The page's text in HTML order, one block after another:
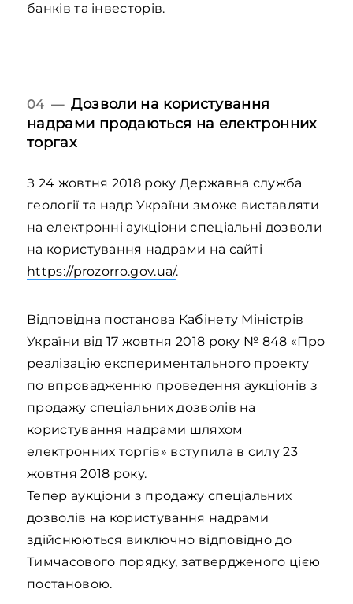
банків та інвесторів.
04 —Дозволи на користування
надрами продаються на електронних
торгах
З 24 жовтня 2018 року Державна служба
геології та надр України зможе виставляти
на електронні аукціони спеціальні дозволи
на користування надрами на сайті
https://prozorro.gov.ua/.
Відповідна постанова Кабінету Міністрів
України від 17 жовтня 2018 року № 848 «Про
реалізацію експериментального проекту
по впровадженню проведення аукціонів з
продажу спеціальних дозволів на
користування надрами шляхом
електронних торгів» вступила в силу 23
жовтня 2018 року.
Тепер аукціони з продажу спеціальних
дозволів на користування надрами
здійснюються виключно відповідно до
Тимчасового порядку, затвердженого цією
постановою.